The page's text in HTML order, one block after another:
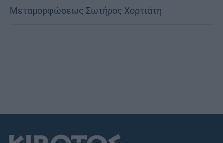
Μεταμορφώσεως Σωτήρος Χορτιάτη